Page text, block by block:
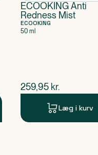
ECOOKING Anti
Redness Mist
ECOOKING
50 ml
$nuværende pris
259,95 kr.
Læg i kurv